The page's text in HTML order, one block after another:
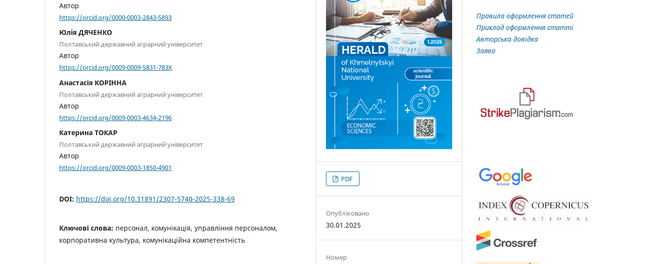
Автор
https://orcid.org/0000-0003-2843-5893
Юлія ДЯЧЕНКО
Полтавський державний аграрний університет
Автор
https://orcid.org/0009-0009-5831-783X
Анастасія КОРІННА
Полтавський державний аграрний університет
Автор
https://orcid.org/0009-0003-4634-2196
Катерина ТОКАР
Полтавський державний аграрний університет
Автор
https://orcid.org/0009-0003-1850-4901
DOI: https://doi.org/10.31891/2307-5740-2025-338-69
Ключові слова: персонал, комунікація, управління персоналом,
корпоративна культура, комунікаційна компетентність
PDF
Опубліковано
30.01.2025
Номер
Правила оформлення статей
Приклад оформлення статті
Авторська довідка
Заява